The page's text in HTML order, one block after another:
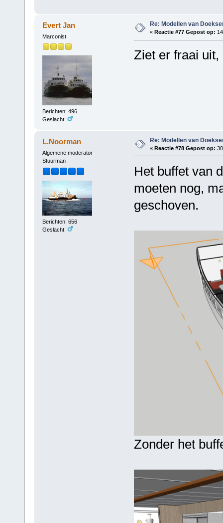
Evert Jan
Marconist
Berichten: 496
Geslacht:
Re: Modellen van
« Reactie #77 Gepost op:
Ziet er fraai uit,
L.Noorman
Algemene moderator
Stuurman
Berichten: 656
Geslacht:
Re: Modellen van
« Reactie #78 Gepost op:
Het buffet van
moeten nog,
geschoven.
Zonder het